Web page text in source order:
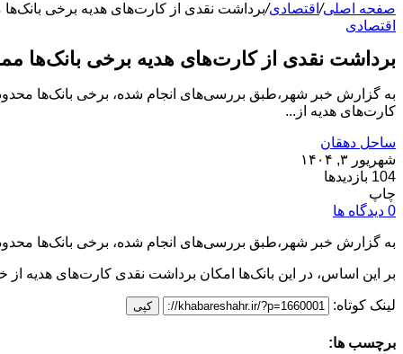
صفحه اصلی/اقتصادی/برداشت نقدی از کارت‌های هدیه برخی
اقتصادی
برداشت نقدی از کارت‌های هدیه برخی بانک‌ها
به گزارش خبر شهر،طبق بررسی‌های انجام شده، برخی بانک‌ها
کارت‌های هدیه از...
ساحل دهقان
شهریور ۳, ۱۴۰۴
104 بازدیدها
چاپ
0 دیدگاه ها
به گزارش خبر شهر،طبق بررسی‌های انجام شده، برخی بانک‌ها
بر این اساس، در این بانک‌ها امکان برداشت نقدی کارت‌های هدیه از
لینک کوتاه: کپی
برچسب ها: